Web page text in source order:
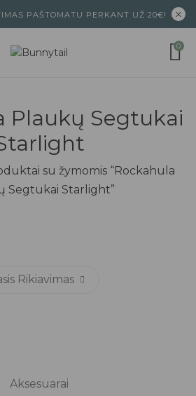
PAŠTOMATU PERKANT UŽ 20€!
0
Plaukų Segtukai
su žymomis “Rockahula
Segtukai Starlight”
Rikiavimas
Aksesuarai